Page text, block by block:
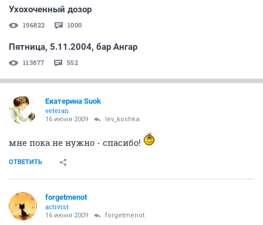
Ухохоченный дозор
196822 1000
Пятница, 5.11.2004, бар Ангар
113877 552
Екатерина Suok
veteran
16 июня 2009 lev_koshka
мне пока не нужно - спасибо!
ОТВЕТИТЬ
forgetmenot
activist
16 июня 2009 forgetmenot